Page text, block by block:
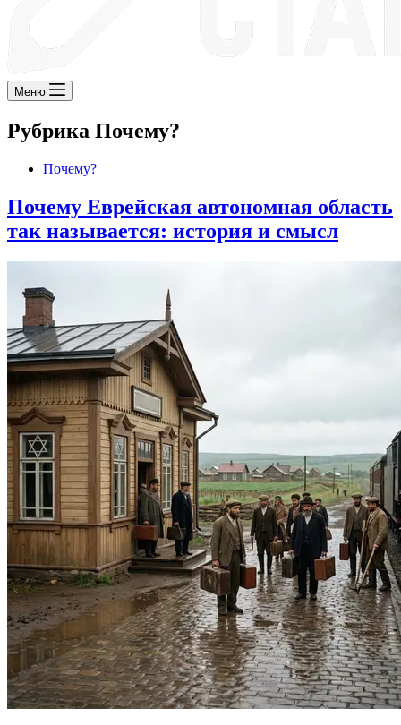
Меню
Рубрика Почему?
Почему?
Почему Еврейская автономная область
так называется: история и смысл